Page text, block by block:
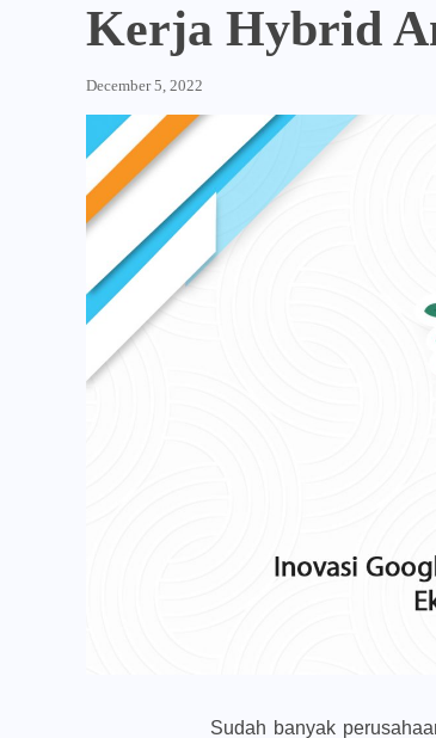
Kerja Hybrid
December 5, 2022
Sudah banyak